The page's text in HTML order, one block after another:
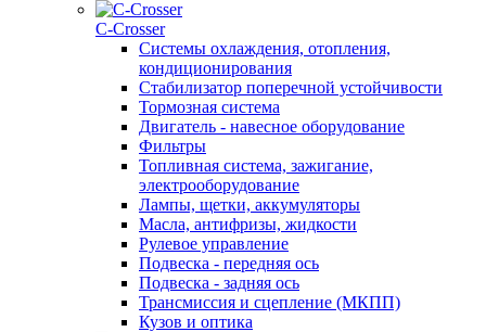
С-Сrosser
Системы охлаждения, отопления,
кондиционирования
Стабилизатор поперечной устойчивости
Тормозная система
Двигатель - навесное оборудование
Фильтры
Топливная система, зажигание,
электрооборудование
Лампы, щетки, аккумуляторы
Масла, антифризы, жидкости
Рулевое управление
Подвеска - передняя ось
Подвеска - задняя ось
Трансмиссия и сцепление (МКПП)
Кузов и оптика